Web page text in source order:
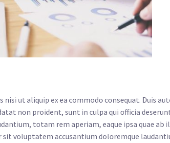
ut aliquip ex ea commodo consequat. Duis
non proident, sunt in culpa qui officia
totam rem aperiam, eaque ipsa quae
voluptatem accusantium doloremque